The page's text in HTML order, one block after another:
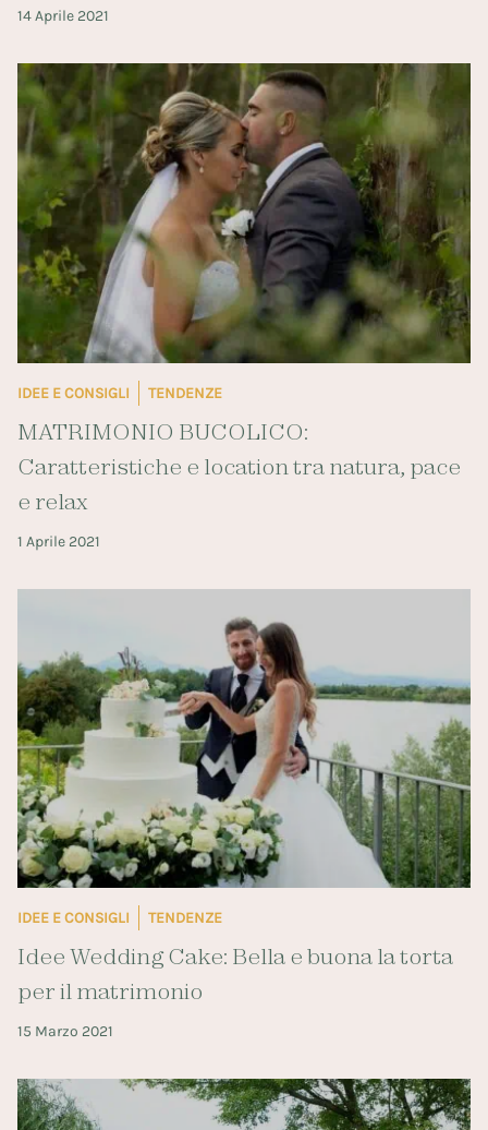
14 Aprile 2021
IDEE E CONSIGLI TENDENZE
MATRIMONIO BUCOLICO:
Caratteristiche e location tra natura, pace
e relax
1 Aprile 2021
IDEE E CONSIGLI TENDENZE
Idee Wedding Cake: Bella e buona la torta
per il matrimonio
15 Marzo 2021